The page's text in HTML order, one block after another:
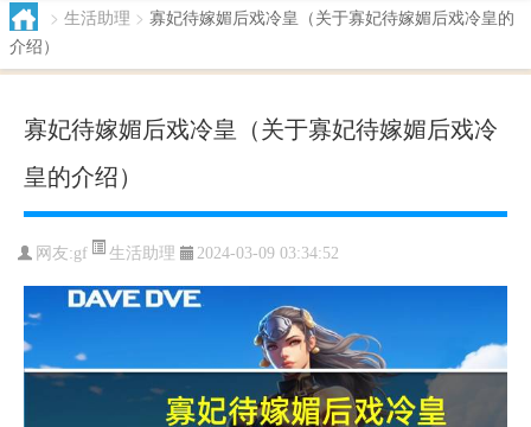
> 生活助理 > 寡妃待嫁媚后戏冷皇（关于寡妃待嫁媚后戏冷皇的
介绍）
寡妃待嫁媚后戏冷皇（关于寡妃待嫁媚后戏冷
皇的介绍）
网友:gf 生活助理 2024-03-09 03:34:52